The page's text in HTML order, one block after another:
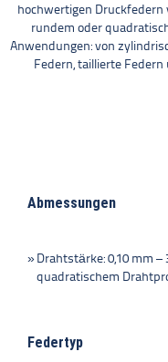
hochwertigen Druckfedern
rundem oder
Anwendungen: von
Federn, taillierte
Abmessungen
Drahtstärke: 0,10 mm
quadratischem
Federtyp